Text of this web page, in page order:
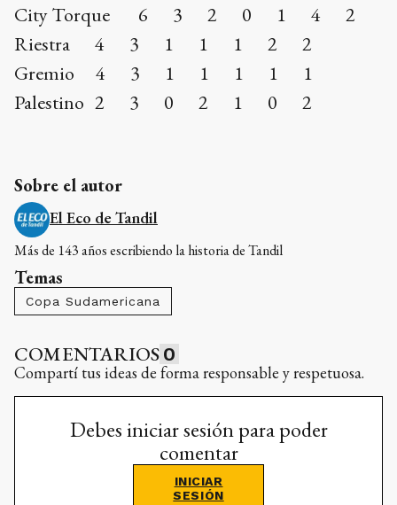
City Torque 6 3 2 0 1 4 2
Riestra 4 3 1 1 1 2 2
Gremio 4 3 1 1 1 1 1
Palestino 2 3 0 2 1 0 2
Sobre el autor
El Eco de Tandil
Más de 143 años escribiendo la historia de Tandil
Temas
Copa Sudamericana
COMENTARIOS 0
Compartí tus ideas de forma responsable y respetuosa.
Debes iniciar sesión para poder
comentar
INICIAR
SESIÓN